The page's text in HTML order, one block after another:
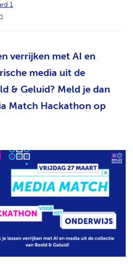
1
verrijken met AI en
media uit de
& Geluid? Meld je dan
Match Hackathon op